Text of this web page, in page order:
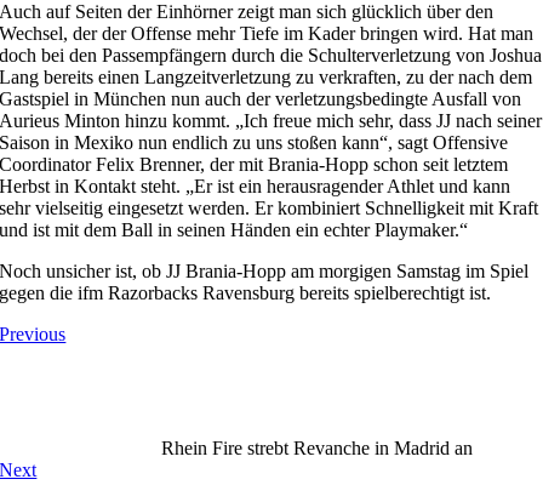
Auch auf Seiten der Einhörner zeigt man sich glücklich über den
Wechsel, der der Offense mehr Tiefe im Kader bringen wird. Hat man
doch bei den Passempfängern durch die Schulterverletzung von Joshua
Lang bereits einen Langzeitverletzung zu verkraften, zu der nach dem
Gastspiel in München nun auch der verletzungsbedingte Ausfall von
Aurieus Minton hinzu kommt. „Ich freue mich sehr, dass JJ nach seiner
Saison in Mexiko nun endlich zu uns stoßen kann“, sagt Offensive
Coordinator Felix Brenner, der mit Brania-Hopp schon seit letztem
Herbst in Kontakt steht. „Er ist ein herausragender Athlet und kann
sehr vielseitig eingesetzt werden. Er kombiniert Schnelligkeit mit Kraft
und ist mit dem Ball in seinen Händen ein echter Playmaker.“
Noch unsicher ist, ob JJ Brania-Hopp am morgigen Samstag im Spiel
gegen die ifm Razorbacks Ravensburg bereits spielberechtigt ist.
Previous
Rhein Fire strebt Revanche in Madrid an
Next